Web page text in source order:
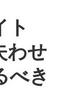
ト
わせ
べき